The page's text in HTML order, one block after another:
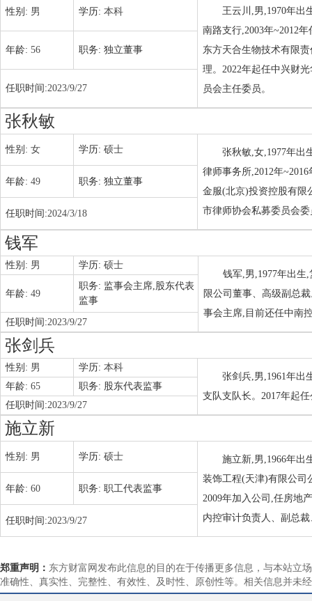
性别: 男 学历: 本科
王云川,男,1970年出
南路支行,2003年~2012
东方天合生物技术有限
理。2022年起任中兴财
员会主任委员。
年龄: 56 职务: 独立董事
任职时间:2023/9/27
张秋敏
性别: 女 学历: 硕士
张秋敏,女,1977年出
律师事务所,2012年
金服(北京)投资控股有限
市律师协会私募委员会
年龄: 49 职务: 独立董事
任职时间:2024/3/18
钱军
性别: 男 学历: 硕士
钱军,男,1977年出生
限公司董事、高级副总
事会主席,目前还任中南
年龄: 49
职务: 监事会主席,股东代表
监事
任职时间:2023/9/27
张剑兵
性别: 男 学历: 本科
张剑兵,男,1961年出
支队支队长。2017年起
年龄: 65 职务: 股东代表监事
任职时间:2023/9/27
施立新
性别: 男 学历: 硕士
施立新,男,1966年出
装饰工程(天津)有限公司
2009年加入公司,任房地
内控审计负责人、副总
年龄: 60 职务: 职工代表监事
任职时间:2023/9/27
郑重声明： 东方财富网发布此信息的目的在于传播更多信息，与本站立
准确性、真实性、完整性、有效性、及时性、原创性等。相关信息并未